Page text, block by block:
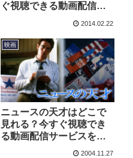
ぐ視聴できる動画配信サ
2014.02.22
映画
ニュースの天才はどこで
見れる？今すぐ視聴でき
る動画配信サービスを紹
2004.11.27